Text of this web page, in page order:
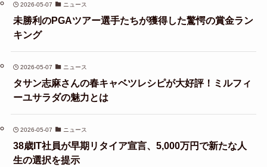
2026-05-07 ニュース
未勝利のPGAツアー選手たちが獲得した驚愕の賞金ラン
キング
2026-05-07 ニュース
タサン志麻さんの春キャベツレシピが大好評！ミルフィ
ーユサラダの魅力とは
2026-05-07 ニュース
38歳IT社員が早期リタイア宣言、5,000万円で新たな人
生の選択を提示